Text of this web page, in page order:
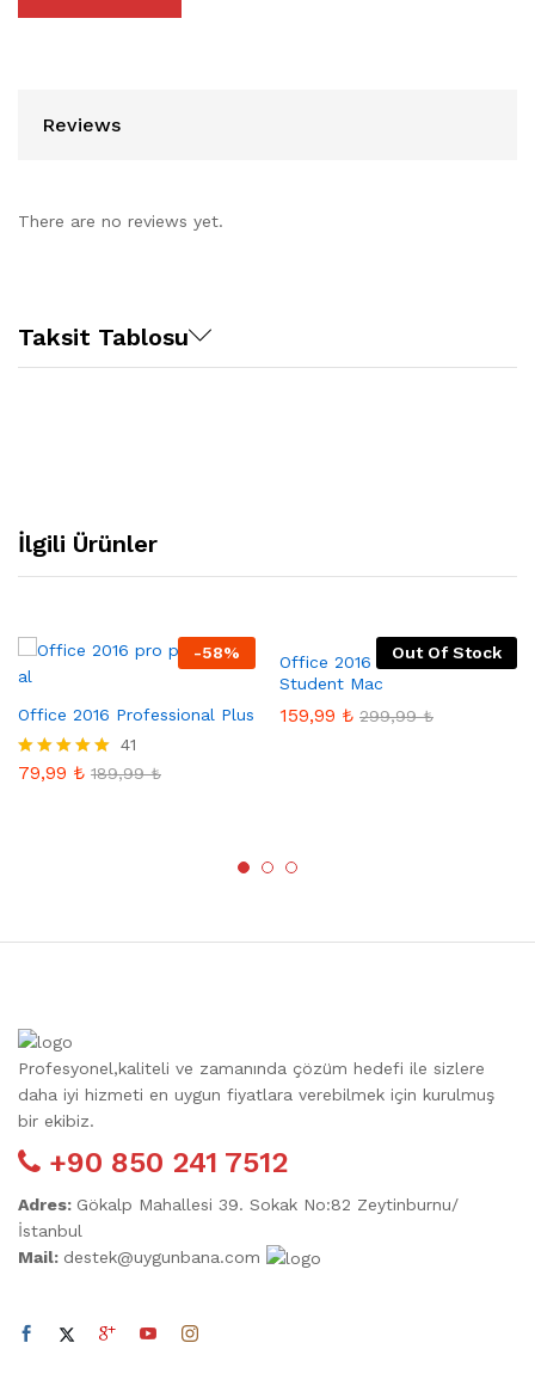
Reviews
There are no reviews yet.
Taksit Tablosu
İlgili Ürünler
-58%
Office 2016 Professional Plus
5 üzerinden
41
79,99 ₺ 189,99₺
Out Of Stock
Office 2016 Home and
Student Mac
159,99 ₺ 299,99₺
Profesyonel,kaliteli ve zamanında çözüm hedefi ile sizlere
daha iyi hizmeti en uygun fiyatlara verebilmek için kurulmuş
bir ekibiz.
+90 850 241 7512
Adres: Gökalp Mahallesi 39. Sokak No:82 Zeytinburnu/
İstanbul
Mail: destek@uygunbana.com